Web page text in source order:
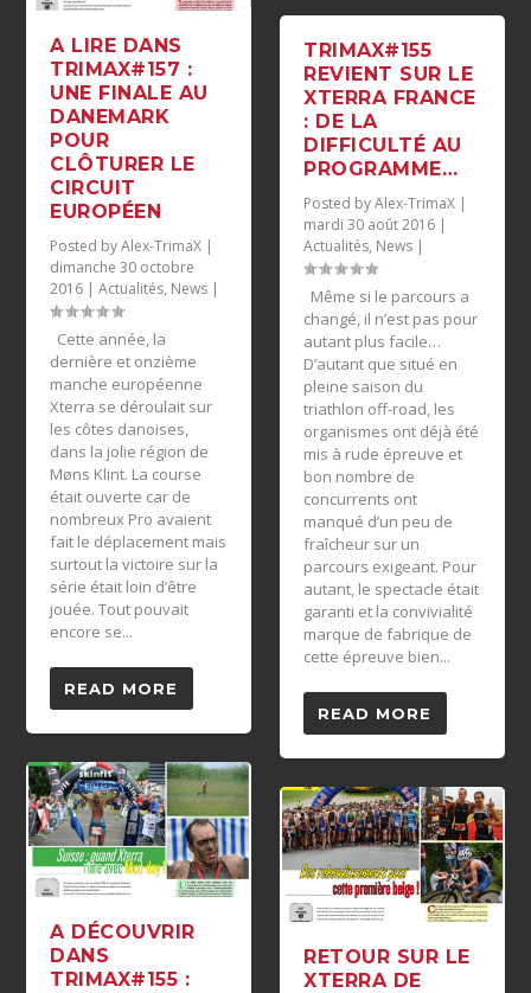
A LIRE DANS
TRIMAX#157 :
UNE FINALE AU
DANEMARK
POUR
CLÔTURER LE
CIRCUIT
EUROPÉEN
Posted byAlex-TrimaX |
dimanche 30 octobre
2016 |Actualités, News |
Cette année, la
dernière et onzième
manche européenne
Xterra se déroulait sur
les côtes danoises,
dans la jolie région de
Møns Klint. La course
était ouverte car de
nombreux Pro avaient
fait le déplacement mais
surtout la victoire sur la
série était loin d’être
jouée. Tout pouvait
encore se...
READ MORE
A DÉCOUVRIR
DANS
TRIMAX#155 :
TRIMAX#155
REVIENT SUR LE
XTERRA FRANCE
: DE LA
DIFFICULTÉ AU
PROGRAMME…
Posted byAlex-TrimaX |
mardi 30 août 2016 |
Actualités, News |
Même si le parcours a
changé, il n’est pas pour
autant plus facile…
D’autant que situé en
pleine saison du
triathlon off-road, les
organismes ont déjà été
mis à rude épreuve et
bon nombre de
concurrents ont
manqué d’un peu de
fraîcheur sur un
parcours exigeant. Pour
autant, le spectacle était
garanti et la convivialité
marque de fabrique de
cette épreuve bien...
READ MORE
RETOUR SUR LE
XTERRA DE